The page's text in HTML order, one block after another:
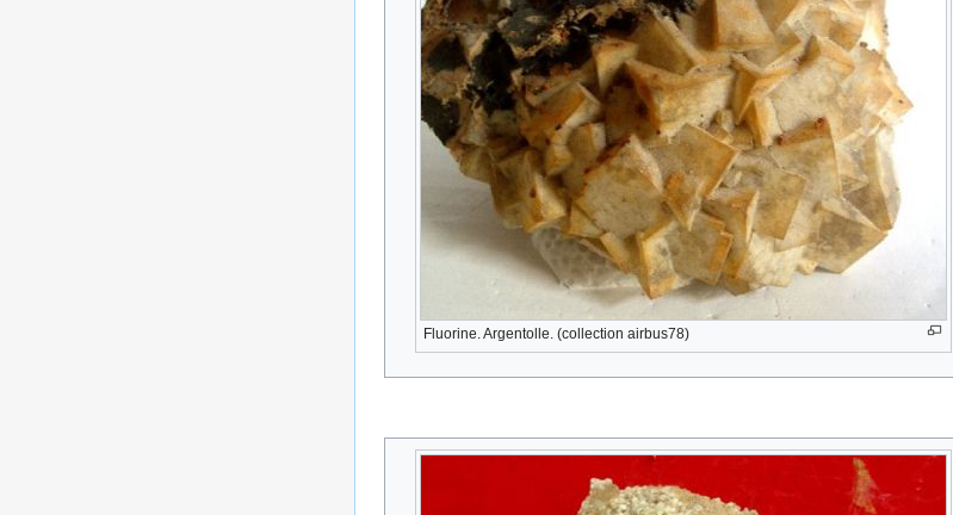
Fluorine. Argentolle. (collection airbus78)